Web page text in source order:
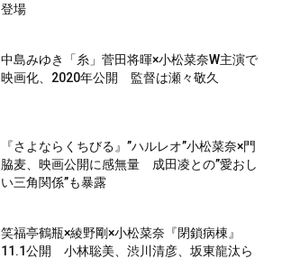
登場
中島みゆき「糸」菅田将暉×小松菜奈W主演で
映画化、2020年公開 監督は瀬々敬久
『さよならくちびる』”ハルレオ”小松菜奈×門
脇麦、映画公開に感無量 成田凌との”愛おし
い三角関係”も暴露
笑福亭鶴瓶×綾野剛×小松菜奈『閉鎖病棟』
11.1公開 小林聡美、渋川清彦、坂東龍汰ら